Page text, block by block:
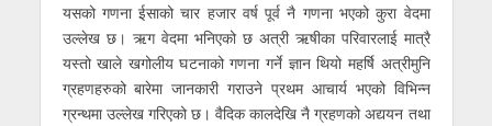
यसको गणना ईसाको चार हजार वर्ष पूर्व नै गणना भएको कुरा वेदमा
उल्लेख छ। ऋग वेदमा भनिएको छ अत्री ऋषीका परिवारलाई मात्रै
यस्तो खाले खगोलीय घटनाको गणना गर्ने ज्ञान थियो महर्षि अत्रीमुनि
ग्रहणहरुको बारेमा जानकारी गराउने प्रथम आचार्य भएको विभिन्न
ग्रन्थमा उल्लेख गरिएको छ। वैदिक कालदेखि नै ग्रहणको अद्ययन तथा